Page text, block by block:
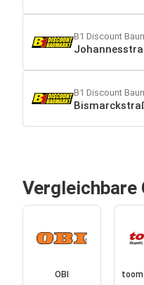
B1 Discount
B1 Discount
Vergleichbare
OBI